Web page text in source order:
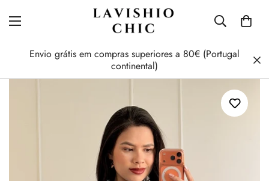
Envio grátis em compras superiores a 80€ (Portugal
continental)